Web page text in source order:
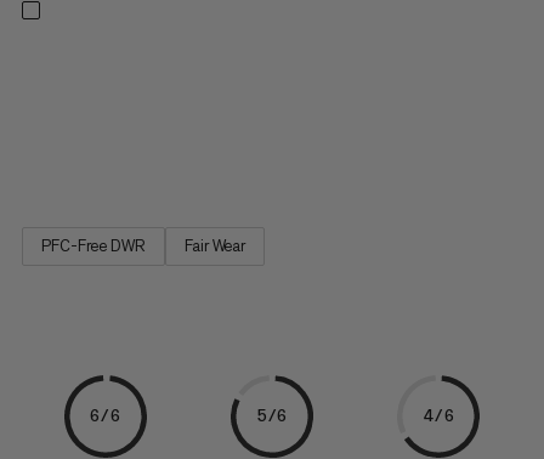
PFC-Free DWR Fair Wear
6/6 5/6 4/6